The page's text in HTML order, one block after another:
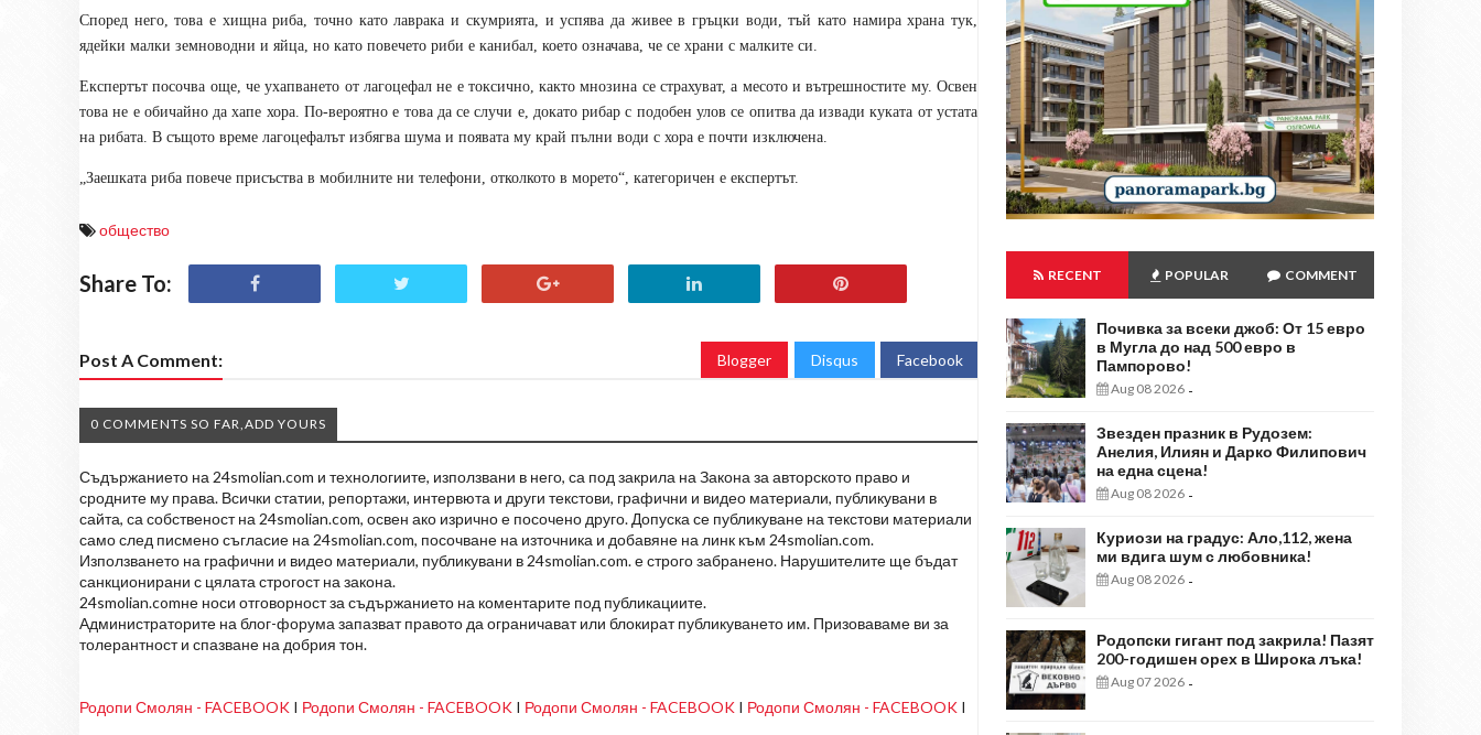
Според него, това е хищна риба, точно като лаврака и скумрията, и успява да живее в гръцки води, тъй като намира храна тук,
ядейки малки земноводни и яйца, но като повечето риби е канибал, което означава, че се храни с малките си.
Експертът посочва още, че ухапването от лагоцефал не е токсично, както мнозина се страхуват, а месото и вътрешностите му. Освен
това не е обичайно да хапе хора. По-вероятно е това да се случи е, докато рибар с подобен улов се опитва да извади куката от устата
на рибата. В същото време лагоцефалът избягва шума и появата му край пълни води с хора е почти изключена.
„Заешката риба повече присъства в мобилните ни телефони, отколкото в морето“, категоричен е експертът.
общество
Share To:
Post A Comment: Blogger Disqus Facebook
0 COMMENTS SO FAR,ADD YOURS
Съдържанието на 24smolian.com и технологиите, използвани в него, са под закрила на Закона за авторското право и
сродните му права. Всички статии, репортажи, интервюта и други текстови, графични и видео материали, публикувани в
сайта, са собственост на 24smolian.com, освен ако изрично е посочено друго. Допуска се публикуване на текстови материали
само след писмено съгласие на 24smolian.com, посочване на източника и добавяне на линк към 24smolian.com.
Използването на графични и видео материали, публикувани в 24smolian.com. е строго забранено. Нарушителите ще бъдат
санкционирани с цялата строгост на закона.
24smolian.comне носи отговорност за съдържанието на коментарите под публикациите.
Администраторите на блог-форума запазват правото да ограничават или блокират публикуването им. Призоваваме ви за
толерантност и спазване на добрия тон.
Родопи Смолян - FACEBOOK I Родопи Смолян - FACEBOOK I Родопи Смолян - FACEBOOK I Родопи Смолян - FACEBOOK I
RECENT POPULAR COMMENT
Почивка за всеки джоб: От 15 евро
в Мугла до над 500 евро в
Пампорово!
Aug 08 2026 -
Звезден празник в Рудозем:
Анелия, Илиян и Дарко Филипович
на една сцена!
Aug 08 2026 -
Куриози на градус: Ало,112, жена
ми вдига шум с любовника!
Aug 08 2026 -
Родопски гигант под закрила! Пазят
200-годишен орех в Широка лъка!
Aug 07 2026 -